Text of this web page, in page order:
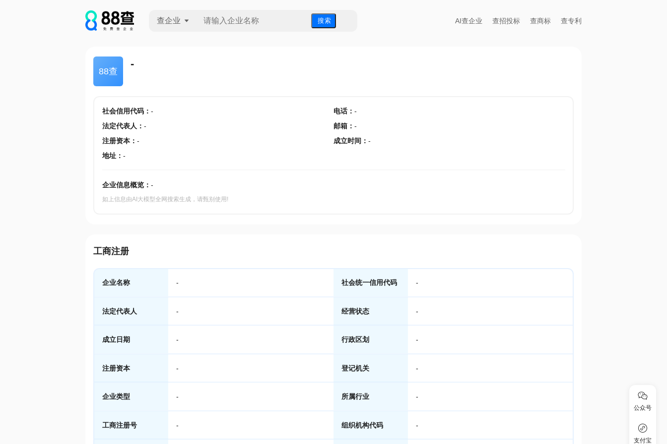
查企业 搜 索 AI查企业 查招投标 查商标 查专利
88查
-
社会信用代码： - 电话： -
法定代表人 ： - 邮箱 ： -
注册资本： - 成立时间 ： -
地址： -
企业信息概览： -
如上信息由AI大模型全网搜索生成，请甄别使用!
工商注册
企业名称 - 社会统一信用代码 -
法定代表人 - 经营状态 -
成立日期 - 行政区划 -
注册资本 - 登记机关 -
企业类型 - 所属行业 -
工商注册号 - 组织机构代码 -
公众号
支付宝